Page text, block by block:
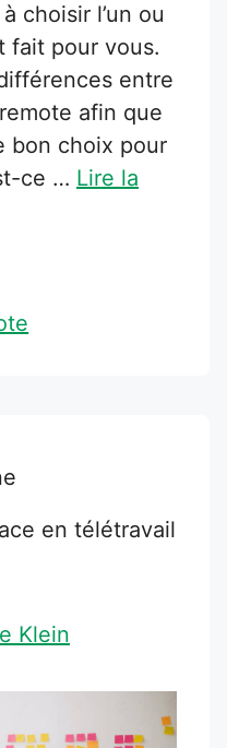
choisir l’un ou
fait pour vous.
entre
afin que
bon choix pour
ce … Lire la
en télétravail
Klein